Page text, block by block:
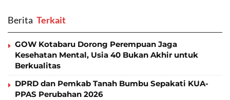
Berita ‎ Terkait
GOW Kotabaru Dorong Perempuan Jaga
Kesehatan Mental, Usia 40 Bukan Akhir untuk
Berkualitas
DPRD dan Pemkab Tanah Bumbu Sepakati KUA-
PPAS Perubahan 2026